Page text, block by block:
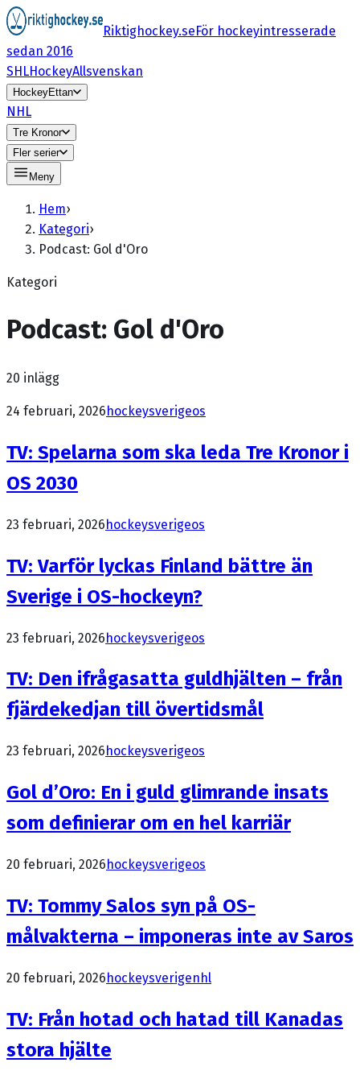
Riktighockey.seFör hockeyintresserade
sedan 2016
SHLHockeyAllsvenskan
HockeyEttan
NHL
Tre Kronor
Fler serier
Meny
Hem›
Kategori›
Podcast: Gol d'Oro
Kategori
Podcast: Gol d'Oro
20 inlägg
24 februari, 2026hockeysverigeos
TV: Spelarna som ska leda Tre Kronor i
OS 2030
23 februari, 2026hockeysverigeos
TV: Varför lyckas Finland bättre än
Sverige i OS-hockeyn?
23 februari, 2026hockeysverigeos
TV: Den ifrågasatta guldhjälten – från
fjärdekedjan till övertidsmål
23 februari, 2026 hockeysverigeos
Gol d’Oro: En i guld glimrande insats
som definierar om en hel karriär
20 februari, 2026hockeysverigeos
TV: Tommy Salos syn på OS-
målvakterna – imponeras inte av Saros
20 februari, 2026hockeysverigenhl
TV: Från hotad och hatad till Kanadas
stora hjälte